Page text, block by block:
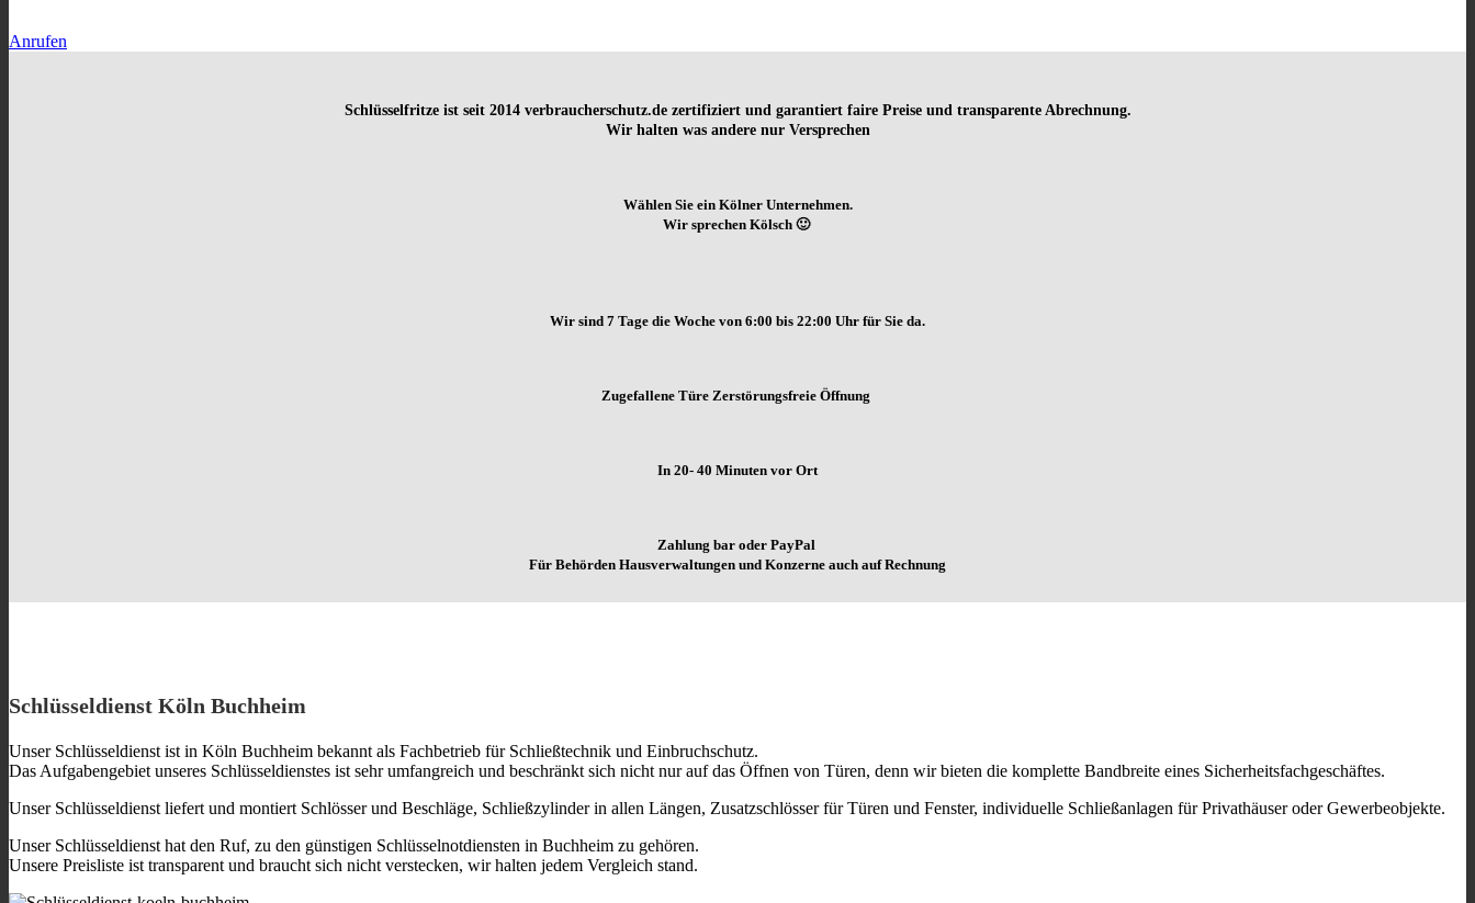
Anrufen
Schlüsselfritze ist seit 2014 verbraucherschutz.de zertifiziert und garantiert faire Preise und transparente Abrechnung.
Wir halten was andere nur Versprechen
Wählen Sie ein Kölner Unternehmen.
Wir sprechen Kölsch 🙂
Wir sind 7 Tage die Woche von 6:00 bis 22:00 Uhr für Sie da.
Zugefallene Türe Zerstörungsfreie Öffnung
In 20- 40 Minuten vor Ort
Zahlung bar oder PayPal
Für Behörden Hausverwaltungen und Konzerne auch auf Rechnung
Schlüsseldienst Köln Buchheim
Unser Schlüsseldienst ist in Köln Buchheim bekannt als Fachbetrieb für Schließtechnik und Einbruchschutz.
Das Aufgabengebiet unseres Schlüsseldienstes ist sehr umfangreich und beschränkt sich nicht nur auf das Öffnen von Türen, denn wir bieten die komplette Bandbreite eines Sicherheitsfachgeschäftes.
Unser Schlüsseldienst liefert und montiert Schlösser und Beschläge, Schließzylinder in allen Längen, Zusatzschlösser für Türen und Fenster, individuelle Schließanlagen für Privathäuser oder Gewerbeobjekte.
Unser Schlüsseldienst hat den Ruf, zu den günstigen Schlüsselnotdiensten in Buchheim zu gehören.
Unsere Preisliste ist transparent und braucht sich nicht verstecken, wir halten jedem Vergleich stand.